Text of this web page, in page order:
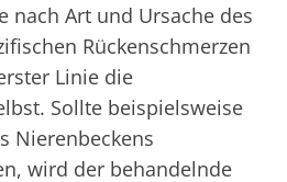
nach Art und Ursache des
Rückenschmerzen
Linie die
Sollte beispielsweise
Nierenbeckens
wird der behandelnde